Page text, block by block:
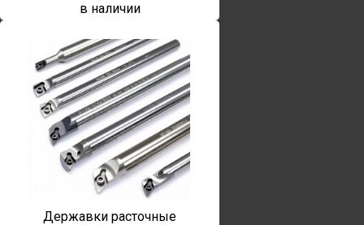
в наличии
Державки расточные